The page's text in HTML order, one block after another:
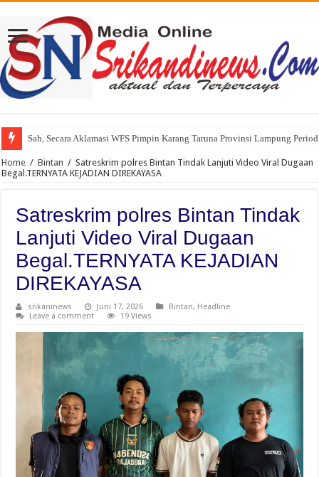
Sah, Secara Aklamasi WFS Pimpin Karang Taruna Provinsi Lampung
Home / Bintan / Satreskrim polres Bintan Tindak Lanjuti Video Viral Dugaan
Begal.TERNYATA KEJADIAN DIREKAYASA
Satreskrim polres Bintan Tindak
Lanjuti Video Viral Dugaan
Begal.TERNYATA KEJADIAN
DIREKAYASA
srikaninews Juni 17, 2026 Bintan, Headline
Leave a comment
19 Views